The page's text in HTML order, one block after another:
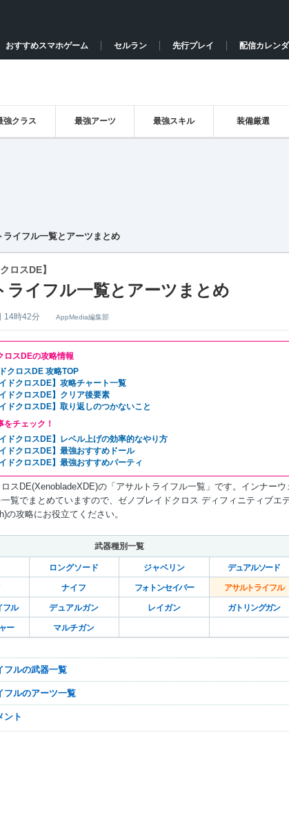
おすすめスマホゲーム セルラン 先行プレイ 配信カレン
強クラス 最強アーツ 最強スキル 装備厳選
ライフル一覧とアーツまとめ
ロスDE】
ライフル一覧とアーツまとめ
14時42分 AppMedia編集部
ロスDEの攻略情報
クロスDE 攻略TOP
イドクロスDE】攻略チャート一覧
ドクロスDE】クリア後要素
ドクロスDE】取り返しのつかないこと
をチェック！
イドクロスDE】レベル上げの効率的なやり方
イドクロスDE】最強おすすめドール
ドクロスDE】最強おすすめパーティ
スDE(XenobladeXDE)の「アサルトライフル一覧」です。インナーウ
覧でまとめていますので、ゼノブレイドクロス ディフィニティブエ
の攻略にお役立てください。
武器種別一覧
ロングソード ジャベリン デュアルソード
ナイフ フォトンセイバー アサルトライフル
フル デュアルガン レイガン ガトリングガン
ー マルチガン
フルの武器一覧
フルのアーツ一覧
ント